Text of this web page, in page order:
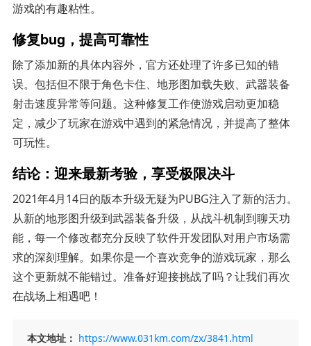
游戏的有趣粘性。
修复bug，提高可靠性
除了添加新的具体内容外，官方还处理了许多已知的错
误。包括但不限于角色卡住、地形图加载失败、武器装备
射击速度异常等问题。这种修复工作使游戏启动更加稳
定，减少了玩家在游戏中遇到的紧急情况，并提高了整体
可玩性。
结论：迎来最新考验，享受极限决斗
2021年4月14日的版本升级无疑为PUBG注入了新的活力。
从新的地形图升级到武器装备升级，从战斗机制到聊天功
能，每一个修改都充分反映了软件开发团队对用户市场需
求的深刻理解。如果你是一个喜欢竞争的游戏玩家，那么
这个更新就不能错过。准备好迎接挑战了吗？让我们再次
在战场上相遇吧！
本文地址： https://www.031km.com/zx/3841.html